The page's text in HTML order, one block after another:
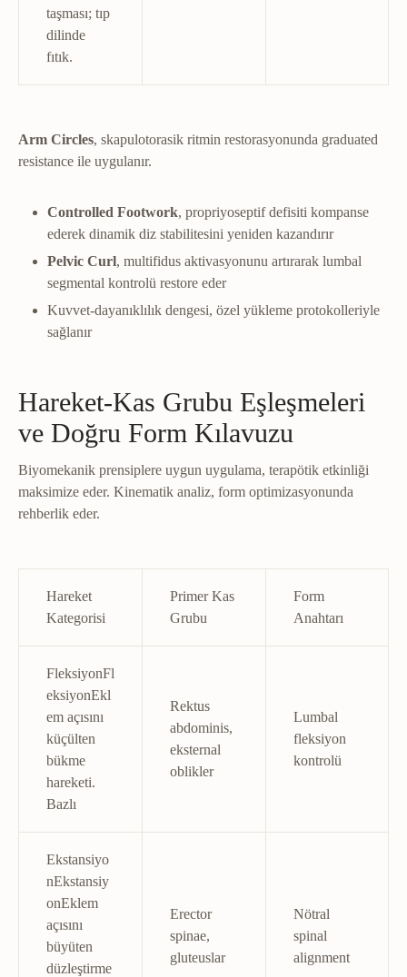
taşması; tıp
dilinde
fıtık.
Arm Circles, skapulotorasik ritmin restorasyonunda graduated
resistance ile uygulanır.
Controlled Footwork, propriyoseptif defisiti kompanse
ederek dinamik diz stabilitesini yeniden kazandırır
Pelvic Curl, multifidus aktivasyonunu artırarak lumbal
segmental kontrolü restore eder
Kuvvet-dayanıklılık dengesi, özel yükleme protokolleriyle
sağlanır
Hareket-Kas Grubu Eşleşmeleri
ve Doğru Form Kılavuzu
Biyomekanik prensiplere uygun uygulama, terapötik etkinliği
maksimize eder. Kinematik analiz, form optimizasyonunda
rehberlik eder.
Hareket
Kategorisi
Primer Kas
Grubu
Form
Anahtarı
FleksiyonFl
eksiyonEkl
em açısını
küçülten
bükme
hareketi.
Bazlı
Rektus
abdominis,
eksternal
oblikler
Lumbal
fleksiyon
kontrolü
Ekstansiyo
nEkstansiy
onEklem
açısını
büyüten
düzleştirme
Erector
spinae,
gluteuslar
Nötral
spinal
alignment